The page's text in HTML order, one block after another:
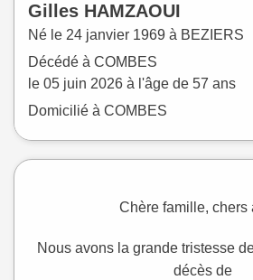
Gilles HAMZAOUI
Né le 24 janvier 1969 à BEZIERS
Décédé à COMBES
le 05 juin 2026 à l'âge de 57 ans
Domicilié à COMBES
Chère famille, chers
Nous avons la grande tristesse
décès de